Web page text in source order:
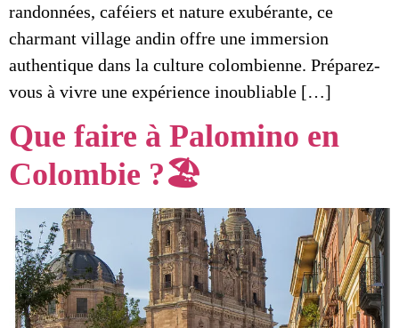
randonnées, caféiers et nature exubérante, ce
charmant village andin offre une immersion
authentique dans la culture colombienne. Préparez-
vous à vivre une expérience inoubliable […]
Que faire à Palomino en
Colombie ?🏖️